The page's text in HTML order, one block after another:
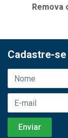
Remova
Cadastre-